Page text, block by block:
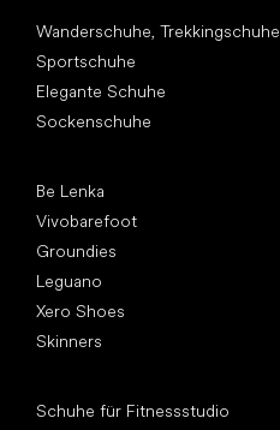
Wanderschuhe, Trekkingschuhe
Sportschuhe
Elegante Schuhe
Sockenschuhe
Be Lenka
Vivobarefoot
Groundies
Leguano
Xero Shoes
Skinners
Schuhe für Fitnessstudio